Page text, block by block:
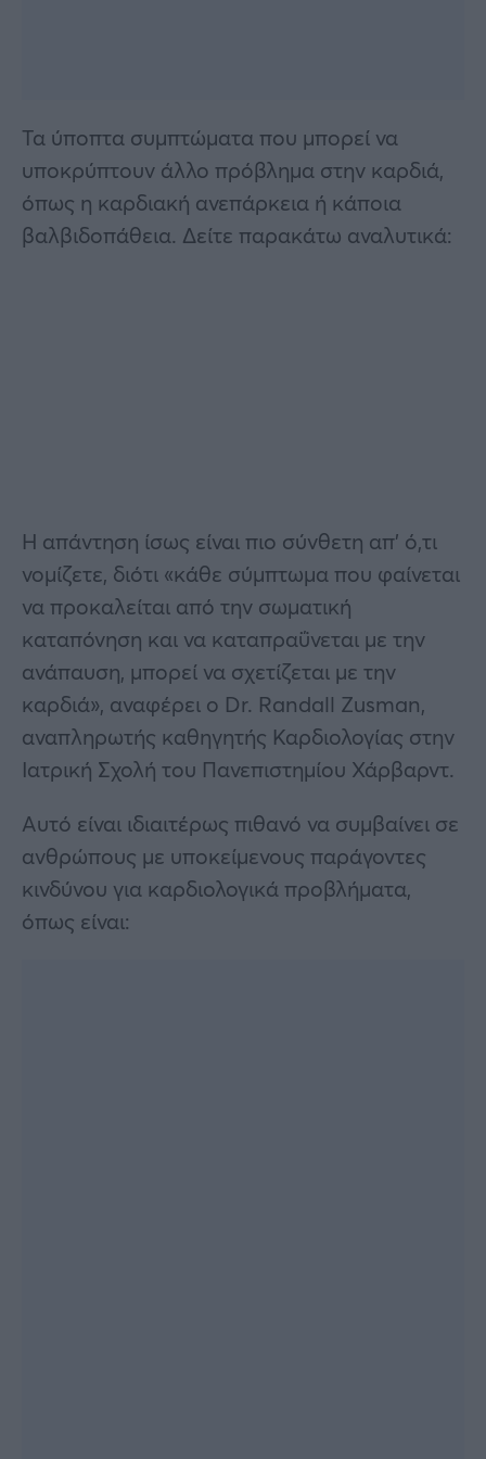
Τα ύποπτα συμπτώματα που μπορεί να
υποκρύπτουν άλλο πρόβλημα στην καρδιά,
όπως η καρδιακή ανεπάρκεια ή κάποια
βαλβιδοπάθεια. Δείτε παρακάτω αναλυτικά:
Η απάντηση ίσως είναι πιο σύνθετη απ’ ό,τι
νομίζετε, διότι «κάθε σύμπτωμα που φαίνεται
να προκαλείται από την σωματική
καταπόνηση και να καταπραΰνεται με την
ανάπαυση, μπορεί να σχετίζεται με την
καρδιά», αναφέρει ο Dr. Randall Zusman,
αναπληρωτής καθηγητής Καρδιολογίας στην
Ιατρική Σχολή του Πανεπιστημίου Χάρβαρντ.
Αυτό είναι ιδιαιτέρως πιθανό να συμβαίνει σε
ανθρώπους με υποκείμενους παράγοντες
κινδύνου για καρδιολογικά προβλήματα,
όπως είναι: